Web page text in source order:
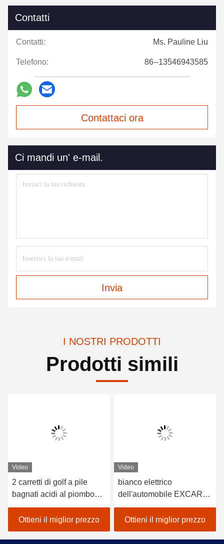
Contatti
Contatti: Ms. Pauline Liu
Telefono: 86--13546943585
Contattaci ora
Ci mandi un' e-mail.
Invia
I NOSTRI PRODOTTI
Prodotti simili
Video
2 carretti di golf a pile
bagnati acidi al piombo
dei sedili/golf con errori
elettrico dell'automobile
Ottieni il miglior prezzo
Video
bianco elettrico
dell'automobile EXCAR
A1S6+2 di golf del veicolo
a pile del litio 48V
Ottieni il miglior prezzo